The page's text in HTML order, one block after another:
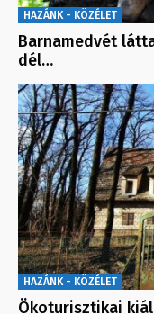
HAZÁNK - KÖZÉLET
Barnamedvét
dél…
HAZÁNK - KÖZÉLET
Ökoturisztikai